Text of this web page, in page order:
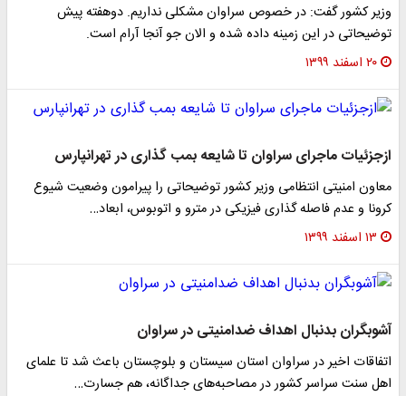
وزیر کشور گفت: در خصوص سراوان مشکلی نداریم. دو‌هفته پیش
توضیحاتی در این زمینه داده شده و الان جو آنجا آرام است.
۲۰ اسفند ۱۳۹۹
ازجزئیات ماجرای سراوان تا شایعه بمب گذاری در تهرانپارس
معاون امنیتی انتظامی وزیر کشور توضیحاتی را پیرامون وضعیت شیوع
کرونا و عدم فاصله گذاری فیزیکی در مترو و اتوبوس، ابعاد…
۱۳ اسفند ۱۳۹۹
آشوبگران بدنبال اهداف ضدامنیتی در سراوان
اتفاقات اخیر در سراوان استان سیستان و بلوچستان باعث شد تا علمای
اهل سنت سراسر کشور در مصاحبه‌های جداگانه، هم جسارت…